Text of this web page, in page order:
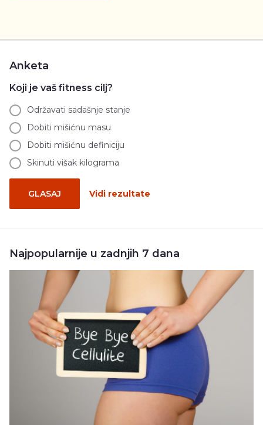
Anketa
Koji je vaš fitness cilj?
Održavati sadašnje stanje
Dobiti mišićnu masu
Dobiti mišićnu definiciju
Skinuti višak kilograma
GLASAJ Vidi rezultate
Najpopularnije u zadnjih 7 dana